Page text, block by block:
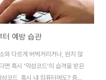
터 예방 습관
와 다르게 버벅거리거나, 원치 않
면 혹시 '악성코드'의 습격을 받은
코드, 혹시 내 컴퓨터에도? 증상